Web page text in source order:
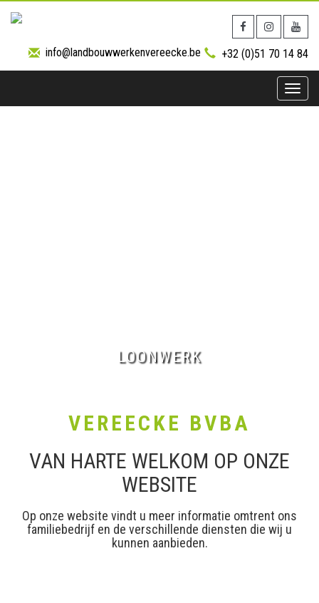
info@landbouwwerkenvereecke.be +32 (0)51 70 14 84
Toggle
LANDBOUWWERKEN
Sinds 1960 een vaste waarde in
LOONWERK
KRAANWERK
TRANSPORT
VEREECKE BVBA
VAN HARTE WELKOM OP ONZE
WEBSITE
Op onze website vindt u meer informatie omtrent ons
familiebedrijf en de verschillende diensten die wij u
kunnen aanbieden.